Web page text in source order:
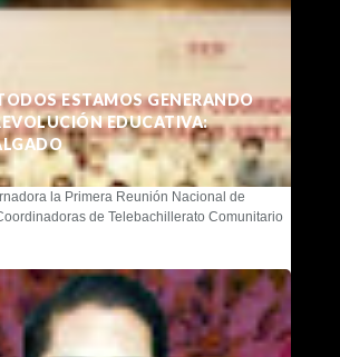
ESTAMOS GENERANDO
EDUCATIVA:
la Primera Reunión Nacional de
de Telebachillerato Comunitario